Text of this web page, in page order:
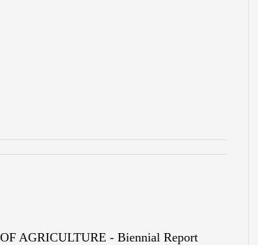
AGRICULTURE - Biennial Report